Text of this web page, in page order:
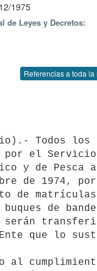
1975
de Leyes y Decretos:
Referencias a toda la
Todos los
por el Servicio
y de
de 1974,
de
de
serán
que lo
al